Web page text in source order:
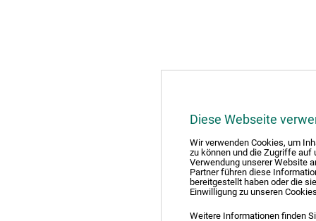
Diese Webseite
Wir verwenden Cookies, um
zu können und die Zugriffe auf
Verwendung unserer Website
Partner führen diese
bereitgestellt haben oder die
Einwilligung zu unseren
Weitere Informationen finden